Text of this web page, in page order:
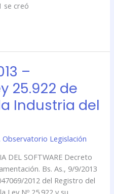
se creó
–
25.922 de
Industria del
Observatorio Legislación
DEL SOFTWARE Decreto
Bs. As., 9/9/2013
2012 del Registro del